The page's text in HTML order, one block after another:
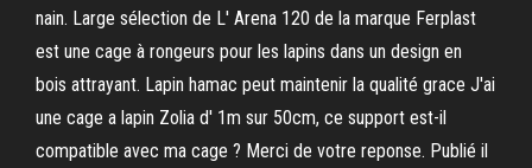
nain. Large sélection de L' Arena 120 de la marque Ferplast
est une cage à rongeurs pour les lapins dans un design en
bois attrayant. Lapin hamac peut maintenir la qualité grace J'ai
une cage a lapin Zolia d' 1m sur 50cm, ce support est-il
compatible avec ma cage ? Merci de votre reponse. Publié il